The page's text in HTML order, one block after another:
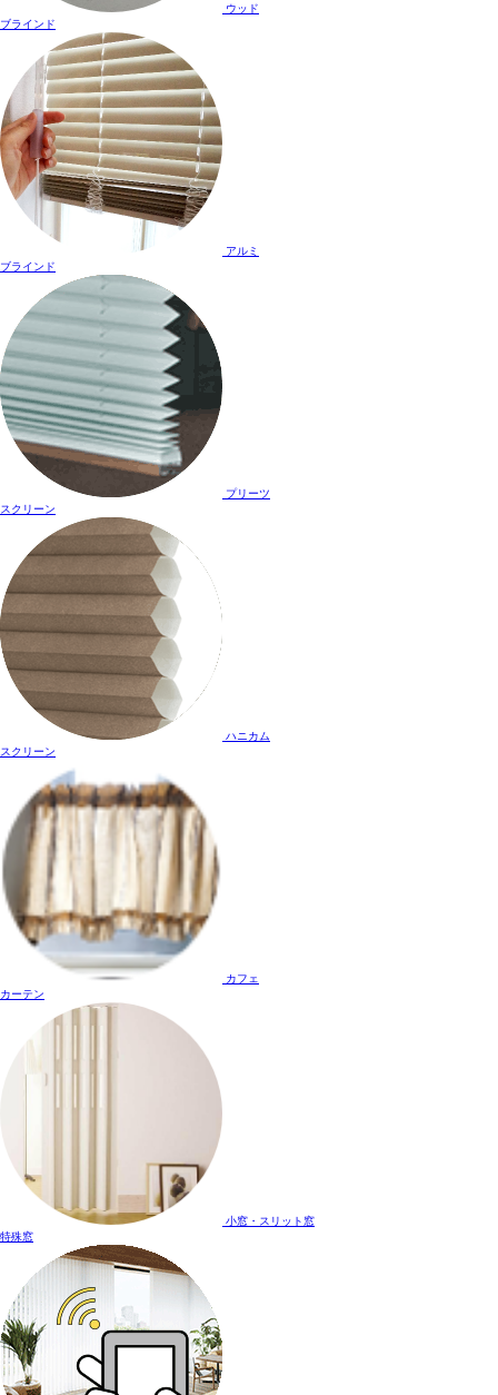
ウッド
ブラインド
アルミ
ブラインド
プリーツ
スクリーン
ハニカム
スクリーン
カフェ
カーテン
小窓・スリット窓
特殊窓